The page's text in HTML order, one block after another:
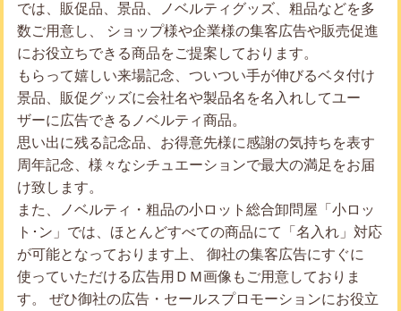
では、販促品、景品、ノベルティグッズ、粗品などを多
数ご用意し、 ショップ様や企業様の集客広告や販売促進
にお役立ちできる商品をご提案しております。
もらって嬉しい来場記念、ついつい手が伸びるベタ付け
景品、販促グッズに会社名や製品名を名入れしてユー
ザーに広告できるノベルティ商品。
思い出に残る記念品、お得意先様に感謝の気持ちを表す
周年記念、様々なシチュエーションで最大の満足をお届
け致します。
また、ノベルティ・粗品の小ロット総合卸問屋「小ロッ
ト･ン」では、ほとんどすべての商品にて「名入れ」対応
が可能となっております上、 御社の集客広告にすぐに
使っていただける広告用ＤＭ画像もご用意しておりま
す。 ぜひ御社の広告・セールスプロモーションにお役立